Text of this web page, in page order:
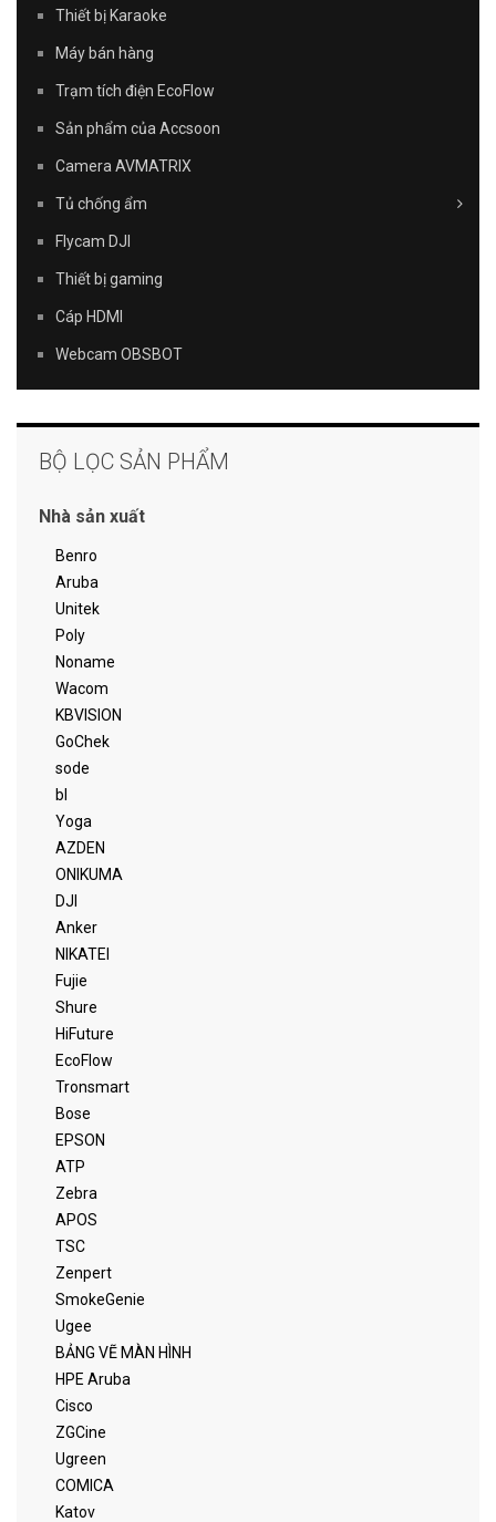
Thiết bị Karaoke
Máy bán hàng
Trạm tích điện EcoFlow
Sản phẩm của Accsoon
Camera AVMATRIX
Tủ chống ẩm
Flycam DJI
Thiết bị gaming
Cáp HDMI
Webcam OBSBOT
BỘ LỌC SẢN PHẨM
Nhà sản xuất
Benro
Aruba
Unitek
Poly
Noname
Wacom
KBVISION
GoChek
sode
bl
Yoga
AZDEN
ONIKUMA
DJI
Anker
NIKATEI
Fujie
Shure
HiFuture
EcoFlow
Tronsmart
Bose
EPSON
ATP
Zebra
APOS
TSC
Zenpert
SmokeGenie
Ugee
BẢNG VẼ MÀN HÌNH
HPE Aruba
Cisco
ZGCine
Ugreen
COMICA
Katov